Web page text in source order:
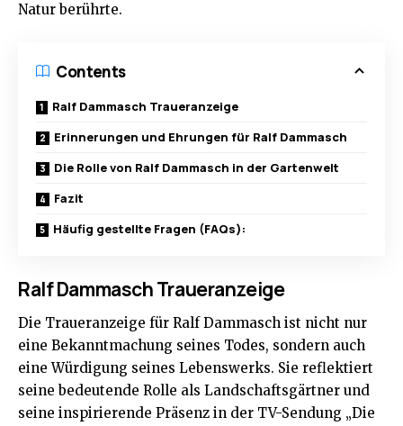
Natur berührte.
Contents
Ralf Dammasch Traueranzeige
Erinnerungen und Ehrungen für Ralf Dammasch
Die Rolle von Ralf Dammasch in der Gartenwelt
Fazit
Häufig gestellte Fragen (FAQs):
Ralf Dammasch Traueranzeige
Die Traueranzeige für Ralf Dammasch ist nicht nur
eine Bekanntmachung seines Todes, sondern auch
eine Würdigung seines Lebenswerks. Sie reflektiert
seine bedeutende Rolle als Landschaftsgärtner und
seine inspirierende Präsenz in der TV-Sendung „Die